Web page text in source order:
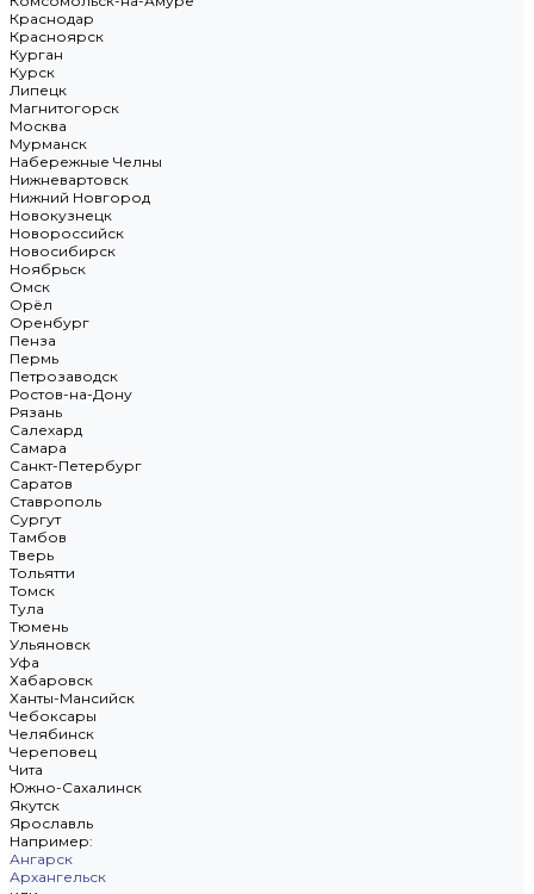
Краснодар
Красноярск
Курган
Курск
Липецк
Магнитогорск
Москва
Мурманск
Набережные Челны
Нижневартовск
Нижний Новгород
Новокузнецк
Новороссийск
Новосибирск
Ноябрьск
Омск
Орёл
Оренбург
Пенза
Пермь
Петрозаводск
Ростов-на-Дону
Рязань
Салехард
Самара
Санкт-Петербург
Саратов
Ставрополь
Сургут
Тамбов
Тверь
Тольятти
Томск
Тула
Тюмень
Ульяновск
Уфа
Хабаровск
Ханты-Мансийск
Чебоксары
Челябинск
Череповец
Чита
Южно-Сахалинск
Якутск
Ярославль
Например:
Ангарск
Архангельск